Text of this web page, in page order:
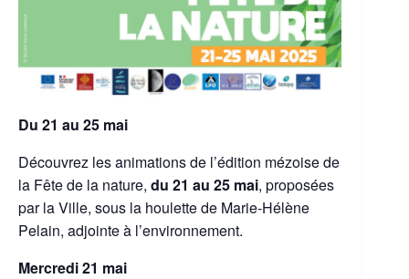
Du 21 au 25 mai
Découvrez les animations de l’édition mézoise de
la Fête de la nature, du 21 au 25 mai, proposées
par la Ville, sous la houlette de Marie-Hélène
Pelain, adjointe à l’environnement.
Mercredi 21 mai